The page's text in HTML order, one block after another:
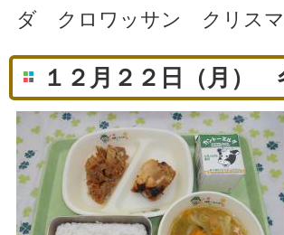
ダ クロワッサン クリスマ
１２月２２日（月）